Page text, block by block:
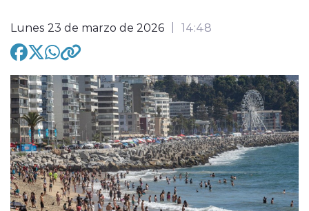
Entrevistas
modo claro
Lunes 23 de marzo de 2026 14:48